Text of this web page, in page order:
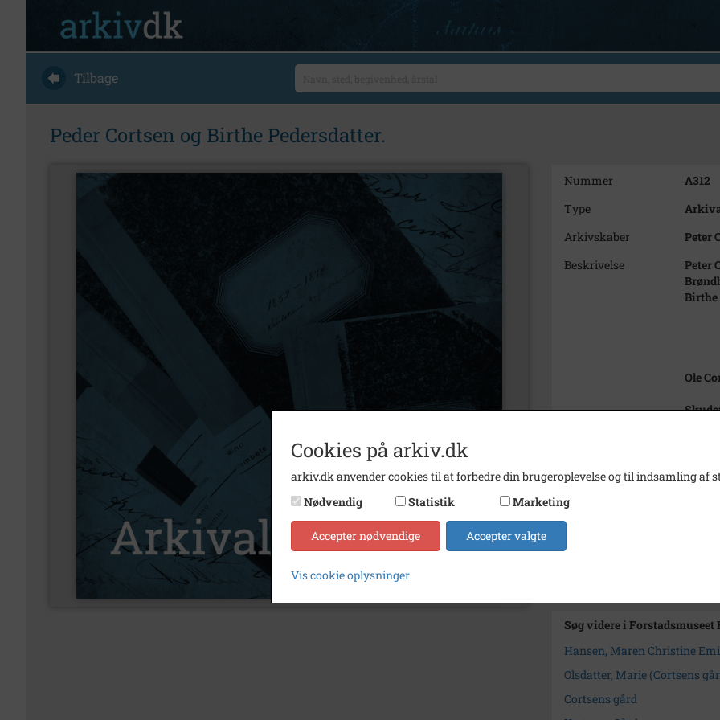
Tilbage
Peder Cortsen og Birthe Pedersdatter.
Nummer
A312
Type
Arkivskaber
Peter
Beskrivelse
Peter
Birthe
Ole
Periode
1797 -
Dateringsnote
Søg videre i
Hansen, Maren Christine
Olsdatter, Marie (Cortsens
Cortsens gård
Cookies på arkiv.dk
arkiv.dk anvender cookies til at forbedre din brugeroplevelse og til indsamling af
Nødvendig
Statistik Marketing
Accepter nødvendige Accepter valgte
Vis cookie oplysninger